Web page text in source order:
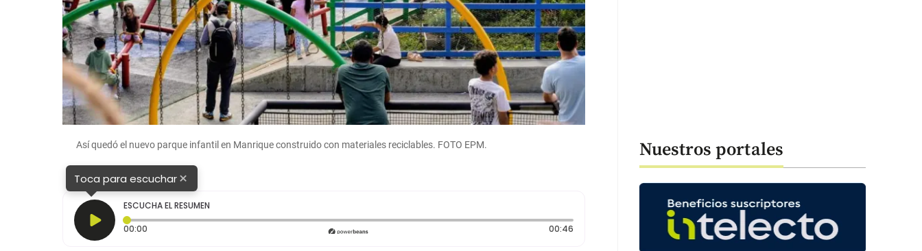
Así quedó el nuevo parque infantil en Manrique construido con materiales reciclables. FOTO EPM.
Toca para escuchar×
ESCUCHA EL RESUMEN
00:00
00:46Duración: 46 segundos
Nuestros portales